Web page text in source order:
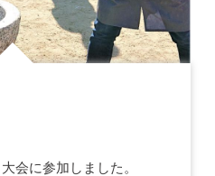
会に参加しました。